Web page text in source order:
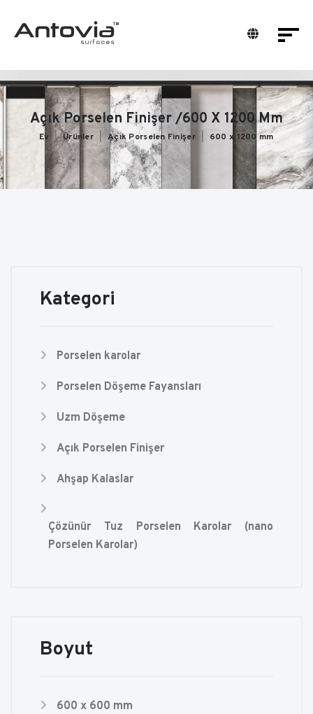
Açık Porselen Finişer /600 X 1200 Mm
Ev Ürünler Açık Porselen Finişer 600 x 1200 mm
Kategori
Porselen karolar
Porselen Döşeme Fayansları
Uzm Döşeme
Açık Porselen Finişer
Ahşap Kalaslar
Çözünür Tuz Porselen Karolar (nano
Porselen Karolar)
Boyut
600 x 600 mm